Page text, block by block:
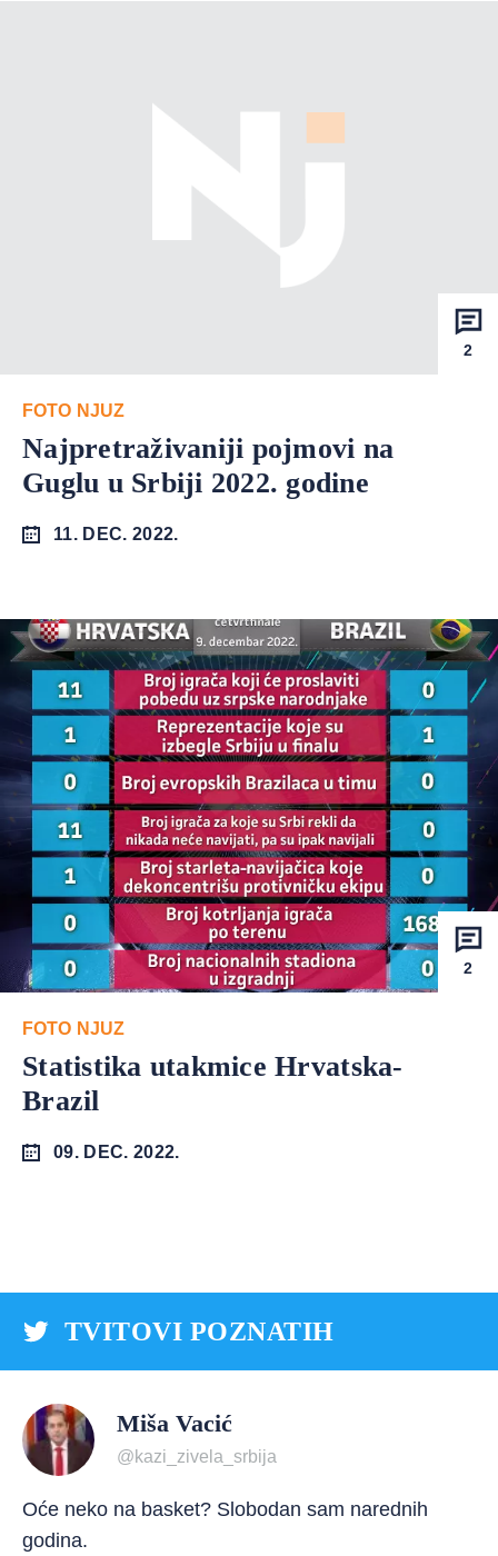
2
FOTO NJUZ
Najpretraživaniji pojmovi na
Guglu u Srbiji 2022. godine
11. DEC. 2022.
2
FOTO NJUZ
Statistika utakmice Hrvatska-
Brazil
09. DEC. 2022.
TVITOVI POZNATIH
Miša Vacić
@kazi_zivela_srbija
Oće neko na basket? Slobodan sam narednih
godina.